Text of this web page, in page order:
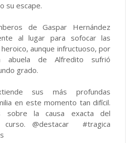
su escape.
de Gaspar Hernández
al lugar para sofocar las
aunque infructuoso, por
abuela de Alfredito sufrió
grado.
sus más profundas
en este momento tan difícil.
sobre la causa exacta del
curso. @destacar #tragica